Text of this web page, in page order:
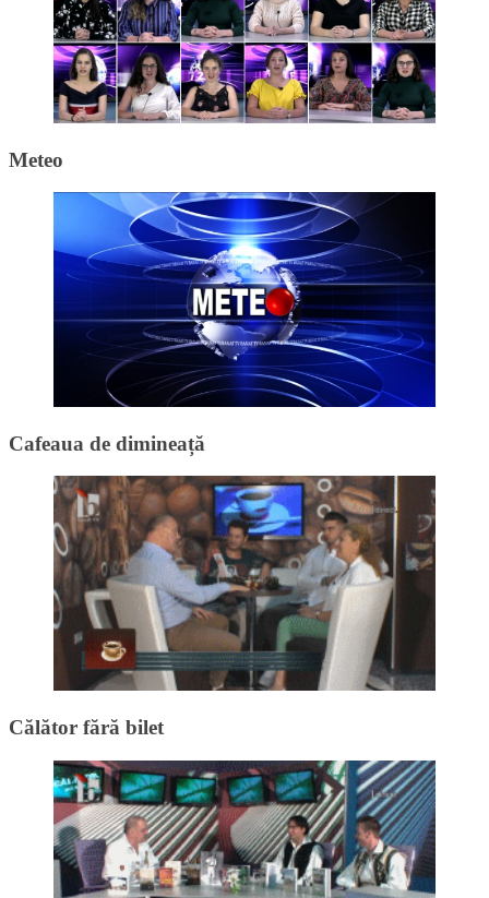
Meteo
Cafeaua de dimineață
Călător fără bilet